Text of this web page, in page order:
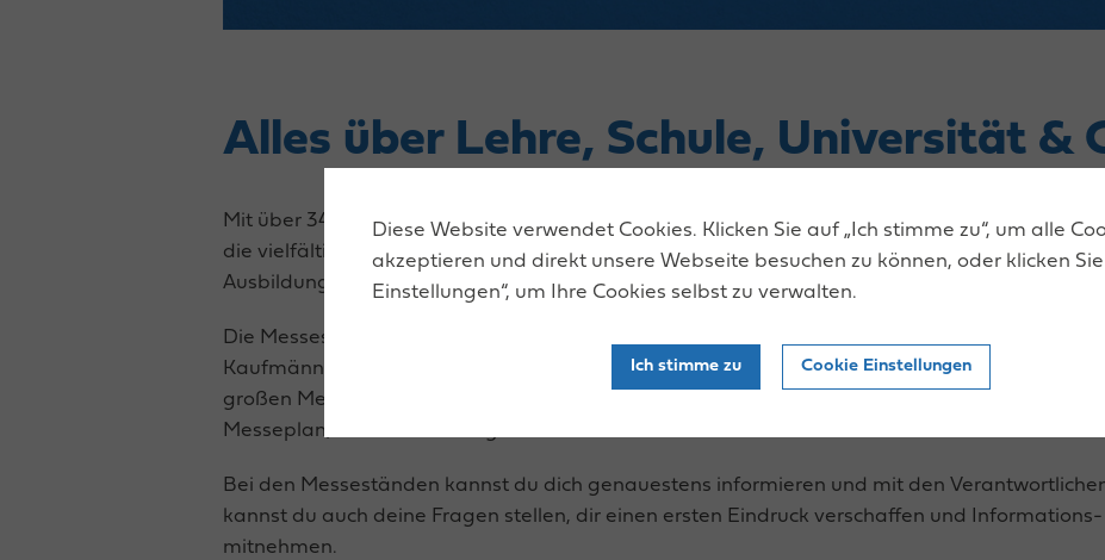
Alles über Lehre, Schule, Universität &
Mit über 340 Ausstellern aus den Bereichen Lehre, Schule, Studium und Fachausbildung ist
die vielfältigste Messe für Beruf und Ausbildung. Wir haben alle wichtigen Infos, die du für
Ausbildung wissen musst!
Die Messestände werden in Kategorien wie zum Beispiel „Metall/Maschinenbau &
Kaufmännisch“, „Tourismus & Freizeit“ oder „Mode/Lifestyle & Gesundheit“ eingeteilt – so
großen Messegelände zurecht. Zur besseren Orientierung in der Messehalle gibt es auch
Messeplan, mit dem du die gewünschten Aussteller schnell und einfach findest.
Bei den Messeständen kannst du dich genauestens informieren und mit den
kannst du auch deine Fragen stellen, dir einen ersten Eindruck verschaffen und
mitnehmen.
Diese Website verwendet Cookies. Klicken Sie auf „Ich stimme zu“, um alle
akzeptieren und direkt unsere Webseite besuchen zu können, oder klicken
Einstellungen“, um Ihre Cookies selbst zu verwalten.
Ich stimme zu Cookie Einstellungen